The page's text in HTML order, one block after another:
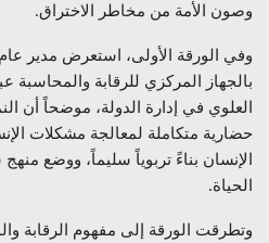
وصون الأمة من مخاطر الاختراق.
وفي الورقة الأولى، استعرض مدير عام
بالجهاز المركزي للرقابة والمحاسبة
العلوي في إدارة الدولة، موضحاً أن
حضارية متكاملة لمعالجة مشكلات
الإنسان بناءً تربوياً سليماً، ووضع
الحياة.
وتطرقت الورقة إلى مفهوم الرقابة